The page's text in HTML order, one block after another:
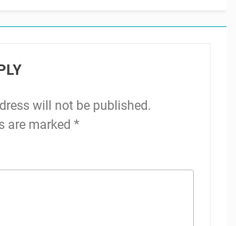
will not be published.
are marked *